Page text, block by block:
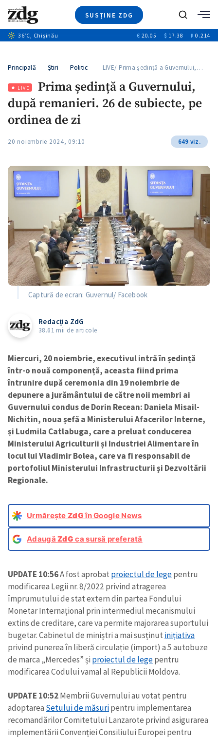
SUSȚINE ZDG
Ştiri
+11
Video
Special
Blog
Caută
36°C, Chișinău € 20.05 $ 17.38 ₽ 0.214
Principală — Ştiri — Politic — LIVE/ Prima ședință a Guvernului,…
LIVE
Prima ședință a Guvernului,
după remanieri. 26 de subiecte, pe
ordinea de zi
20 noiembrie 2024, 09:10 649 viz.
Captură de ecran: Guvernul/ Facebook
Redacția ZdG
38.61 mii de articole
Miercuri, 20 noiembrie, executivul intră în ședință
într-o nouă componență, aceasta fiind prima
întrunire după ceremonia din 19 noiembrie de
depunere a jurământului de către noii membri ai
Guvernului condus de Dorin Recean: Daniela Misail-
Nichitin, noua șefă a Ministerului Afacerilor Interne,
și Ludmila Catlabuga, care a preluat conducerea
Ministerului Agriculturii și Industriei Alimentare în
locul lui Vladimir Bolea, care va fi responsabil de
portofoliul Ministerului Infrastructurii și Dezvoltării
Regionale.
Urmărește ZdGîn Google News
AdaugăZdG ca sursă preferată
UPDATE 10:56A fost aprobat proiectul de legepentru
modificarea Legii nr. 8/2022 privind atragerea
împrumutului de stat extern din partea Fondului
Monetar Internațional prin intermediul mecanismului
extins de creditare, care va permite majorarea suportului
bugetar. Cabinetul de miniștri a mai susținut inițiativa
privind punerea în liberă circulație (import) a 5 autobuze
de marca „Mercedes” șiproiectul de legepentru
modificarea Codului vamal al Republicii Moldova.
UPDATE 10:52Membrii Guvernului au votat pentru
adoptarea Setului de măsuripentru implementarea
recomandărilor Comitetului Lanzarote privind asigurarea
implementării Convenției Consiliului Europei pentru